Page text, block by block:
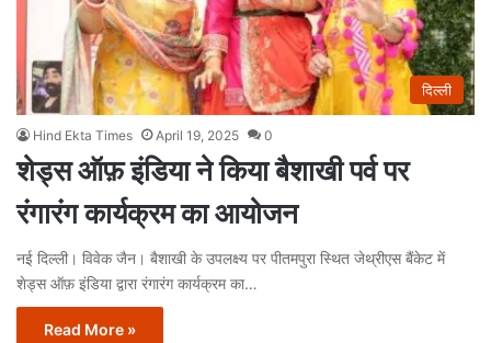
दिल्ली
Hind Ekta Times April 19, 2025 0
शेड्स ऑफ़ इंडिया ने किया बैशाखी पर्व पर
रंगारंग कार्यक्रम का आयोजन
नई दिल्ली। विवेक जैन। बैशाखी के उपलक्ष्य पर पीतमपुरा स्थित जेथ्रीएस बैंकेट में
शेड्स ऑफ़ इंडिया द्वारा रंगारंग कार्यक्रम का…
Read More »